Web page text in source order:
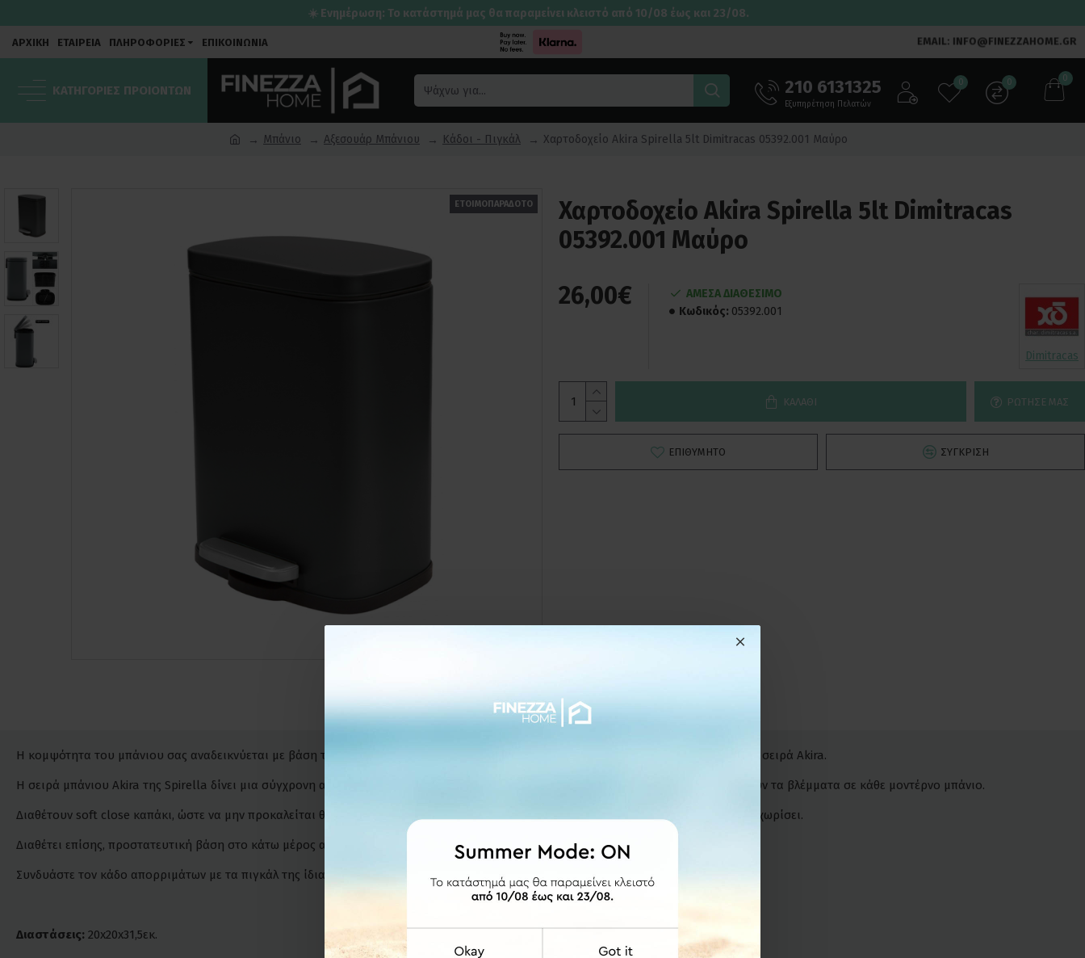
☀️ Ενημέρωση: Το κατάστημά μας θα παραμείνει κλειστό από 10/08 έως και 23/08.
ΑΡΧΙΚΗ ΕΤΑΙΡΕΙΑ ΠΛΗΡΟΦΟΡΙΕΣ ΕΠΙΚΟΙΝΩΝΙΑ EMAIL: INFO@FINEZZAHOME.GR
ΚΑΤΗΓΟΡΙΕΣ ΠΡΟΙΟΝΤΩΝ 210 6131325
Εξυπηρέτηση Πελατών
0 0 0
Μπάνιο Αξεσουάρ Μπάνιου Κάδοι - Πιγκάλ Χαρτοδοχείο Akira Spirella 5lt Dimitracas 05392.001 Μαύρο
ΕΤΟΙΜΟΠΑΡΑΔΟΤΟ
Χαρτοδοχείο Akira Spirella 5lt Dimitracas
05392.001 Μαύρο
26,00€
ΑΜΕΣΑ ΔΙΑΘΕΣΙΜΟ
Κωδικός: 05392.001
Dimitracas
ΚΑΛΆΘΙ ΡΏΤΗΣΕ ΜΑΣ
ΕΠΙΘΥΜΗΤΌ ΣΎΓΚΡΙΣΗ
ΛΕΠΤΟΜΕΡΕΙΕΣ
Η κομψότητα του μπάνιου σας αναδεικνύεται με βάση την προσωπική σας αισθητική. Γι' αυτό επιλέξτε τα κομψά χαρτοδοχεία από την σειρά Akira.
Η σειρά μπάνιου Akira της Spirella δίνει μια σύγχρονη αίσθηση στο μπάνιο σας, και η εμφάνισή τους σε ματ χρώματα θα προσελκύσουν τα βλέμματα σε κάθε μοντέρνο μπάνιο.
Διαθέτουν soft close καπάκι, ώστε να μην προκαλείται θόρυβος κατά το κλείσιμο, και ματ φινίρισμα για να κάνετε το μπάνιο σας να ξεχωρίσει.
Διαθέτει επίσης, προστατευτική βάση στο κάτω μέρος από πλαστικό.
Συνδυάστε τον κάδο απορριμάτων με τα πιγκάλ της ίδιας σειράς και ολοκληρώστε την αισθητική του μπάνιου σας!
Διαστάσεις: 20x20x31,5εκ.